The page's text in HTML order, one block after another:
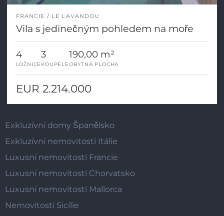
FRANCIE LE LAVANDOU
Vila s jedinečným pohledem na moře
4
LOŽNICE
3
KOUPELE
190,00 m²
OBYTNÁ PLOCHA
EUR 2.214.000
Exkluzívní domy Španělsko
Exkluzívní nemovitosti Itálie
Luxusní nemovitosti Francie
Luxusní nemovitosti Chorvatsko
Luxusní nemovitosti Mallorca
Nemovitosti Sicílie